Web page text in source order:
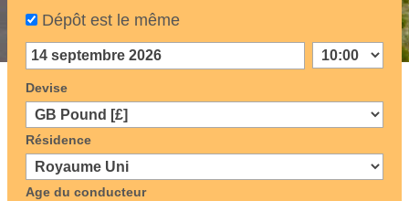
Dépôt est le même
Devise
Résidence
Age du conducteur